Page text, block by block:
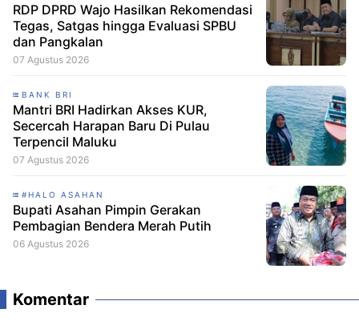
RDP DPRD Wajo Hasilkan Rekomendasi
Tegas, Satgas hingga Evaluasi SPBU
dan Pangkalan
07 Agustus 2026
BANK BRI
Mantri BRI Hadirkan Akses KUR,
Secercah Harapan Baru Di Pulau
Terpencil Maluku
07 Agustus 2026
#HALO ASAHAN
Bupati Asahan Pimpin Gerakan
Pembagian Bendera Merah Putih
06 Agustus 2026
Komentar